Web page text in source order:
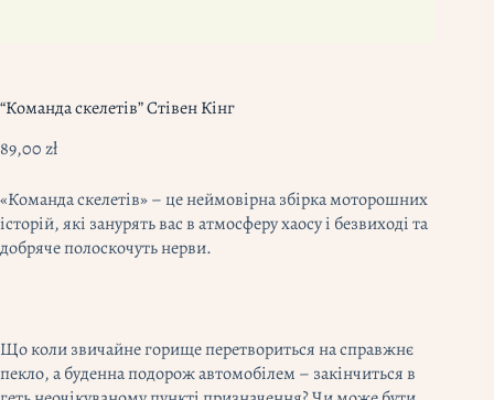
“Команда скелетів” Стівен Кінг
89,00zł
«Команда скелетів» – це неймовірна збірка моторошних
історій, які занурять вас в атмосферу хаосу і безвиході та
добряче полоскочуть нерви.
Що коли звичайне горище перетвориться на справжнє
пекло, а буденна подорож автомобілем – закінчиться в